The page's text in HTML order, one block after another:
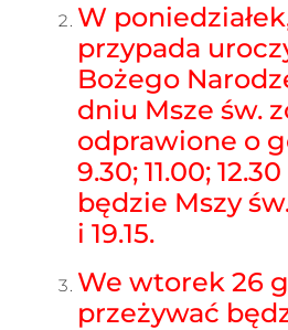
W
przypada
Bożego
dniu Msze św.
odprawione o
9.30; 11.00;
będzie Mszy
i 19.15.
We wtorek 26
przeżywać